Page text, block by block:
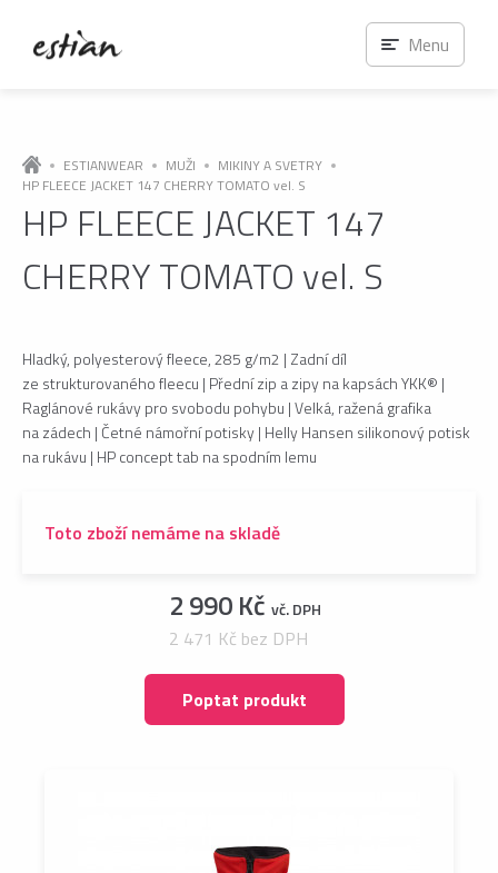
ESTIANWEAR MUŽI
MIKINY A SVETRY
HP FLEECE JACKET 147 CHERRY TOMATO vel. S
HP FLEECE JACKET 147
CHERRY TOMATO vel. S
Hladký, polyesterový fleece, 285 g/m2 | Zadní díl
ze strukturovaného fleecu | Přední zip a zipy na kapsách YKK® |
Raglánové rukávy pro svobodu pohybu | Velká, ražená grafika
na zádech | Četné námořní potisky | Helly Hansen silikonový potisk
na rukávu | HP concept tab na spodním lemu
Toto zboží nemáme na skladě
2 990 Kč vč. DPH
2 471 Kč bez DPH
Poptat produkt
Menu